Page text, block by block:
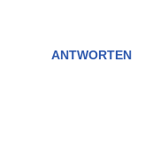
ANTWORTEN